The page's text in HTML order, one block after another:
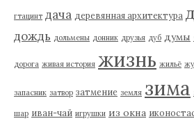
гтацинт дача деревянная архитектура
дождь дольмены донник друзья дуб думы
дорога живая история жизнь жильё
запасник затвор затмение земля зима
шар иван-чай игрушки из окна